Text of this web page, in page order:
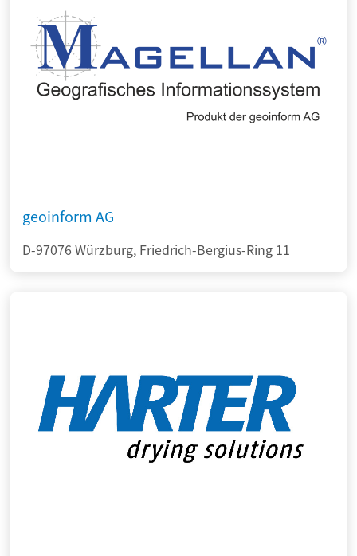
geoinform AG
D-97076 Würzburg, Friedrich-Bergius-Ring 11